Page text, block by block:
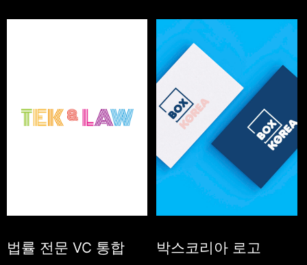
법률 전문 VC 통합
박스코리아 로고